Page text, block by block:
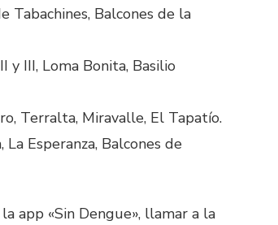
Tabachines, Balcones de la
y III, Loma Bonita, Basilio
Terralta, Miravalle, El Tapatío.
Esperanza, Balcones de
app «Sin Dengue», llamar a la